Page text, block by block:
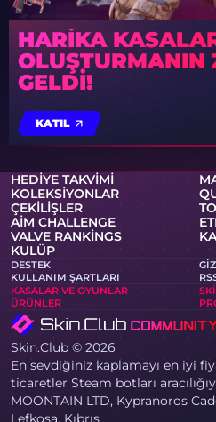
HARIKA
OLUŞTURMANIN
GELDI!
KATIL
HEDIYE TAKVIMI
KOLEKSIYONLAR
ÇEKILIŞLER
AIM CHALLENGE
VALVE RANKINGS
KULÜP
DESTEK
KULLANIM ŞARTLARI
KASALAR VE OYUNLAR
ÜRÜNLER
Skin.Club © 2026
En sevdiğiniz kaplamayı en iyi
ticaretler Steam botları
MOONTAIN LTD, Kypranoros
Lefkoşa, Kıbrıs